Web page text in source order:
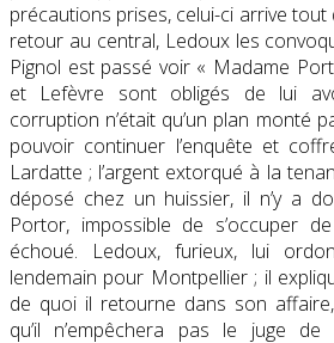
précautions prises, celui-ci arrive tout
retour au central, Ledoux les
Pignol est passé voir « Madame
et Lefèvre sont obligés de lui
corruption n’était qu’un plan monté
pouvoir continuer l’enquête et
Lardatte ; l’argent extorqué à la
déposé chez un huissier, il n’y a
Portor, impossible de s’occuper
échoué. Ledoux, furieux, lui
lendemain pour Montpellier ; il
de quoi il retourne dans son
qu’il n’empêchera pas le juge de